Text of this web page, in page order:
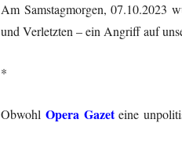
Am Samstagmorgen, 07.10.2023
und Verletzten – ein Angriff auf
*
Obwohl Opera Gazeteine